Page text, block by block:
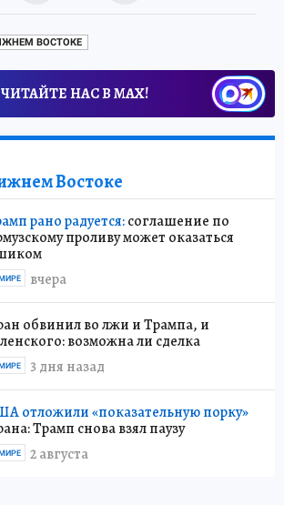
ВОСТОКЕ
ЧИТАЙТЕ НАС В МАХ!
Востоке
рано радуется:соглашение по
проливу может оказаться
вчера
обвинил во лжи и Трампа, и
возможна ли сделка
3 дня назад
отложили «показательную порку»
Трамп снова взял паузу
2 августа